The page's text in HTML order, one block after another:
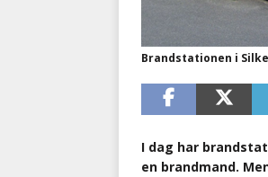
Brandstationen i
I dag har
en brandmand.